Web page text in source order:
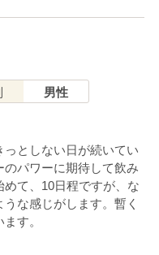
男性
としない日が続いてい
パワーに期待して飲み
て、10日程ですが、な
な感じがします。暫く
す。